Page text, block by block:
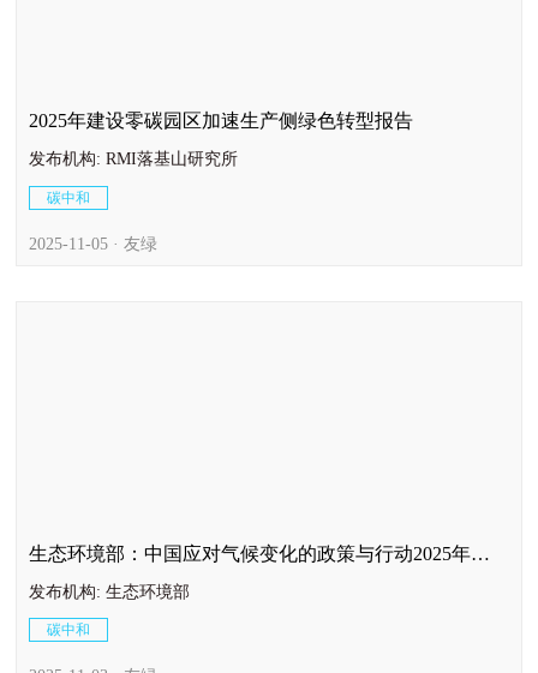
2025年建设零碳园区加速生产侧绿色转型报告
发布机构: RMI落基山研究所
碳中和
2025-11-05 · 友绿
生态环境部：中国应对气候变化的政策与行动2025年度
报告
发布机构: 生态环境部
碳中和